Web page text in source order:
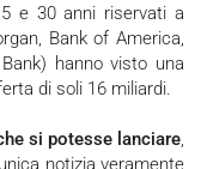
e 30 anni riservati a
Bank of America,
hanno visto una
di soli 16 miliardi.
si potesse lanciare
notizia veramente